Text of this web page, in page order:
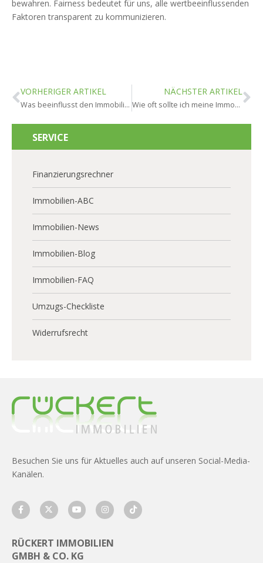
bewahren. Fairness bedeutet für uns, alle wertbeeinflussenden
Faktoren transparent zu kommunizieren.
VORHERIGER ARTIKEL
Was beeinflusst den Immobilienwert in Mainz?
NÄCHSTER ARTIKEL
Wie oft sollte ich meine Immobilie bewerten lassen in Mainz?
SERVICE
Finanzierungsrechner
Immobilien-ABC
Immobilien-News
Immobilien-Blog
Immobilien-FAQ
Umzugs-Checkliste
Widerrufsrecht
Besuchen Sie uns für Aktuelles auch auf unseren Social-Media-
Kanälen.
RÜCKERT IMMOBILIEN
GMBH & CO. KG